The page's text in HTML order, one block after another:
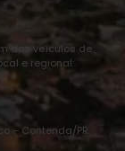
dos veículos de
e regional:
– Contenda/PR.